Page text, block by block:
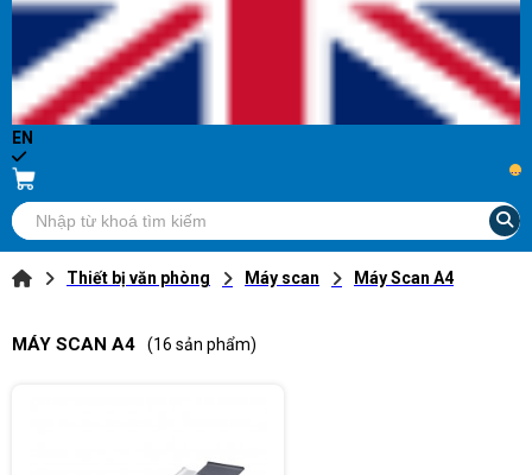
EN
...
Thiết bị văn phòng Máy scan Máy Scan A4
MÁY SCAN A4 (16 sản phẩm)